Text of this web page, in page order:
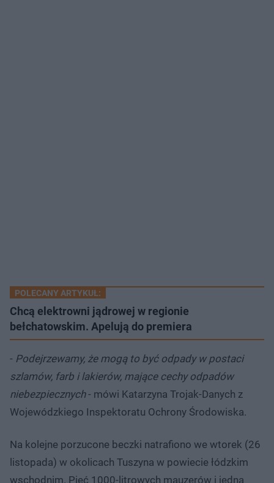
POLECANY ARTYKUŁ:
Chcą elektrowni jądrowej w regionie
bełchatowskim. Apelują do premiera
- Podejrzewamy, że mogą to być odpady w postaci
szlamów, farb i lakierów, mające cechy odpadów
niebezpiecznych- mówi Katarzyna Trojak-Danych z
Wojewódzkiego Inspektoratu Ochrony Środowiska.
Na kolejne porzucone beczki natrafiono we wtorek (26
listopada) w okolicach Tuszyna w powiecie łódzkim
wschodnim. Pięć 1000-litrowych mauzerów i jedną